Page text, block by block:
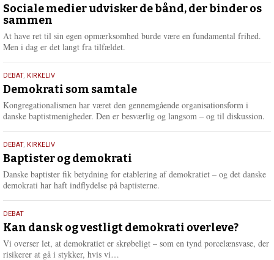
maj
2026
Sociale medier udvisker de bånd, der binder os
sammen
At have ret til sin egen opmærksomhed burde være en fundamental frihed.
Men i dag er det langt fra tilfældet.
18.
maj
2026
DEBAT, KIRKELIV
Demokrati som samtale
Kongregationalismen har været den gennemgående organisationsform i
danske baptistmenigheder. Den er besværlig og langsom – og til diskussion.
18.
maj
2026
DEBAT, KIRKELIV
Baptister og demokrati
Danske baptister fik betydning for etablering af demokratiet – og det danske
demokrati har haft indflydelse på baptisterne.
18.
maj
2026
DEBAT
Kan dansk og vestligt demokrati overleve?
Vi overser let, at demokratiet er skrøbeligt – som en tynd porcelænsvase, der
risikerer at gå i stykker, hvis vi…